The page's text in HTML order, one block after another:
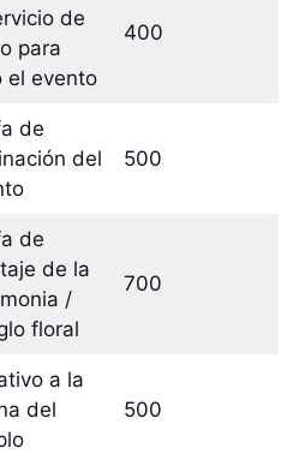
de
para
el evento
400
de
del
500
de
de la
/
floral
700
a la
del
500